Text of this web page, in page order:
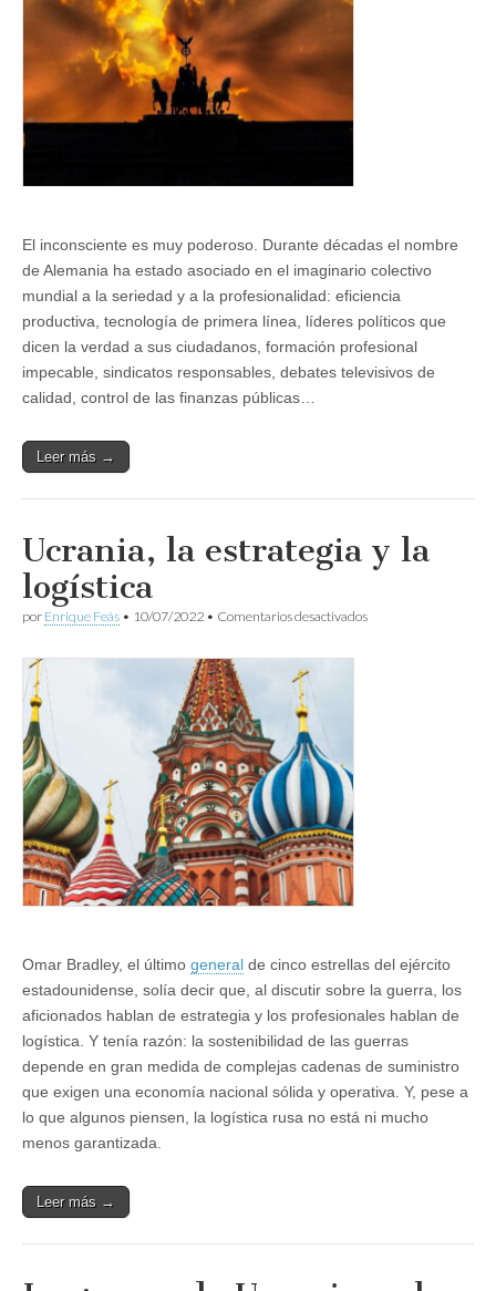
El inconsciente es muy poderoso. Durante décadas el nombre
de Alemania ha estado asociado en el imaginario colectivo
mundial a la seriedad y a la profesionalidad: eficiencia
productiva, tecnología de primera línea, líderes políticos que
dicen la verdad a sus ciudadanos, formación profesional
impecable, sindicatos responsables, debates televisivos de
calidad, control de las finanzas públicas…
Leer más →
Ucrania, la estrategia y la
logística
por Enrique Feás • 10/07/2022 • Comentarios desactivadosen
Omar Bradley, el último general de cinco estrellas del ejército
estadounidense, solía decir que, al discutir sobre la guerra, los
aficionados hablan de estrategia y los profesionales hablan de
logística. Y tenía razón: la sostenibilidad de las guerras
depende en gran medida de complejas cadenas de suministro
que exigen una economía nacional sólida y operativa. Y, pese a
lo que algunos piensen, la logística rusa no está ni mucho
menos garantizada.
Leer más →